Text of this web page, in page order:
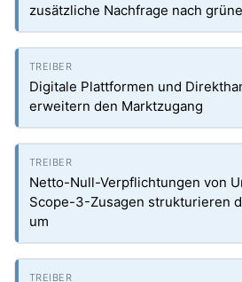
zusätzliche Nachfrage nach
Digitale Plattformen und
erweitern den Marktzugang
Netto-Null-Verpflichtungen von
Scope-3-Zusagen strukturieren
um